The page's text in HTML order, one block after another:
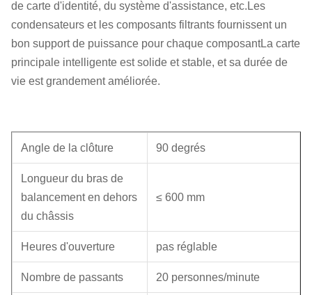
de carte d'identité, du système d'assistance, etc.Les
condensateurs et les composants filtrants fournissent un
bon support de puissance pour chaque composantLa carte
principale intelligente est solide et stable, et sa durée de
vie est grandement améliorée.
Angle de la clôture 90 degrés
Longueur du bras de
balancement en dehors
du châssis
≤ 600 mm
Heures d'ouverture pas réglable
Nombre de passants 20 personnes/minute